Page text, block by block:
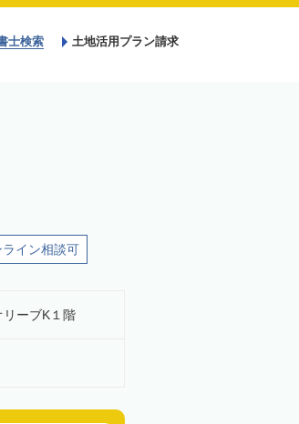
士検索 土地活用プラン請求
ライン相談可
ーブK１階